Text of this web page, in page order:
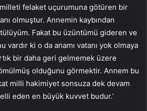
felaket uçurumuna götüren bir
olmuştur. Annemin kaybından
Fakat bu üzüntümü gideren ve
vardır ki o da anamı vatanı yok olmaya
bir daha geri gelmemek üzere
olduğunu görmektir. Annem bu
milli hakimiyet sonsuza dek devam
eden en büyük kuvvet budur.’